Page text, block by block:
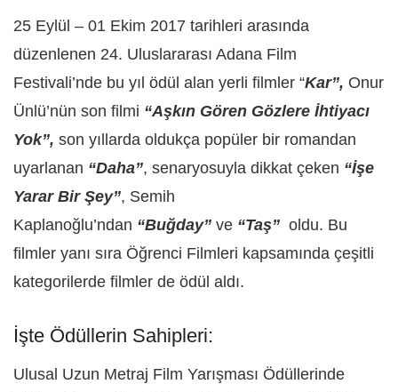
25 Eylül – 01 Ekim 2017 tarihleri arasında
düzenlenen 24. Uluslararası Adana Film
Festivali’nde bu yıl ödül alan yerli filmler “Kar”, Onur
Ünlü’nün son filmi “Aşkın Gören Gözlere İhtiyacı
Yok”, son yıllarda oldukça popüler bir romandan
uyarlanan “Daha”, senaryosuyla dikkat çeken “İşe
Yarar Bir Şey”, Semih
Kaplanoğlu’ndan “Buğday” ve “Taş” oldu. Bu
filmler yanı sıra Öğrenci Filmleri kapsamında çeşitli
kategorilerde filmler de ödül aldı.
İşte Ödüllerin Sahipleri:
Ulusal Uzun Metraj Film Yarışması Ödüllerinde